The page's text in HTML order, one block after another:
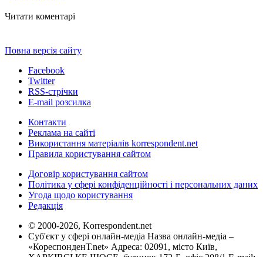
Читати коментарі
Повна версія сайту
Facebook
Twitter
RSS-стрічки
E-mail розсилка
Контакти
Реклама на сайті
Використання матеріалів korrespondent.net
Правила користування сайтом
Договір користування сайтом
Політика у сфері конфіденційності і персональних даних
Угода щодо користування
Редакція
© 2000-2026, Korrespondent.net
Суб'єкт у сфері онлайн-медіа Назва онлайн-медіа –
«КореспонденТ.net» Адреса: 02091, місто Київ,